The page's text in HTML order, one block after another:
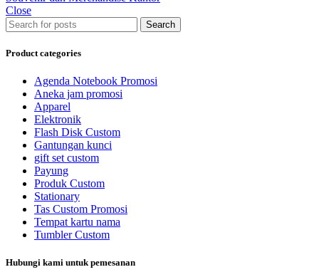
Close
Search
Product categories
Agenda Notebook Promosi
Aneka jam promosi
Apparel
Elektronik
Flash Disk Custom
Gantungan kunci
gift set custom
Payung
Produk Custom
Stationary
Tas Custom Promosi
Tempat kartu nama
Tumbler Custom
Hubungi kami untuk pemesanan